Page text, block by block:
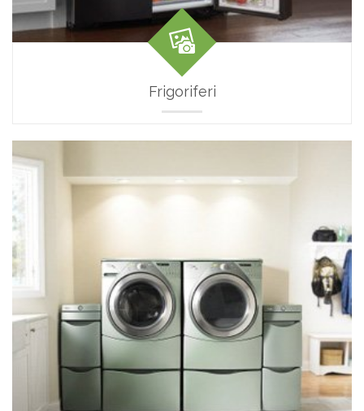
Frigoriferi